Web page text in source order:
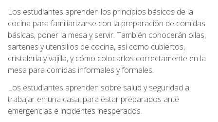
Los estudiantes aprenden los principios básicos de la
cocina para familiarizarse con la preparación de comidas
básicas, poner la mesa y servir. También conocerán ollas,
sartenes y utensilios de cocina, así como cubiertos,
cristalería y vajilla, y cómo colocarlos correctamente en la
mesa para comidas informales y formales.
Los estudiantes aprenden sobre salud y seguridad al
trabajar en una casa, para estar preparados ante
emergencias e incidentes inesperados.